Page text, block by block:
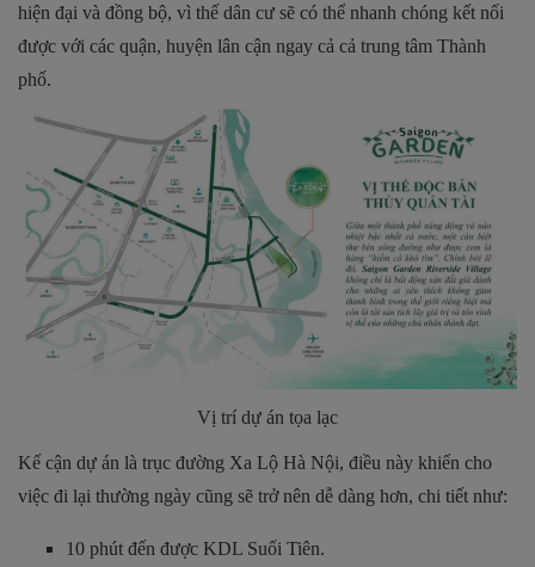
hiện đại và đồng bộ, vì thế dân cư sẽ có thể nhanh chóng kết nối
được với các quận, huyện lân cận ngay cả cả trung tâm Thành
phố.
Vị trí dự án tọa lạc
Kế cận dự án là trục đường Xa Lộ Hà Nội, điều này khiến cho
việc đi lại thường ngày cũng sẽ trở nên dễ dàng hơn, chi tiết như:
10 phút đến được KDL Suối Tiên.